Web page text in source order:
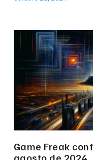
Game Freak
agosto de 2024